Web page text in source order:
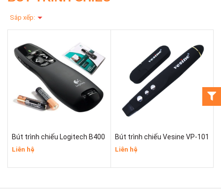
Sắp xếp:
Bút trình chiếu Logitech B400
Liên hệ
Bút trình chiếu Vesine VP-101
Liên hệ